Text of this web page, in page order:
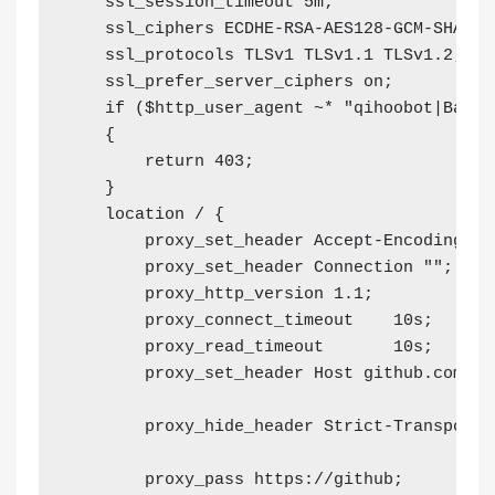
ssl_ciphers ECDHE-RSA-AES128-GCM-
ssl_protocols TLSv1 TLSv1. 1 TLSv1. 2
ssl_prefer_server_ciphers
on ;
if ($http_user_agent ~*
    {
        return 403;
    }
    location / {
        proxy_set_header Accept-Encoding "
        proxy_set_header Connection "
";
        proxy_http_version 1.1;
        proxy_connect_timeout    10s;
        proxy_read_timeout       10s;
        proxy_set_header Host github.com;
proxy_hide_header Strict-Transport-
        proxy_pass https://github;